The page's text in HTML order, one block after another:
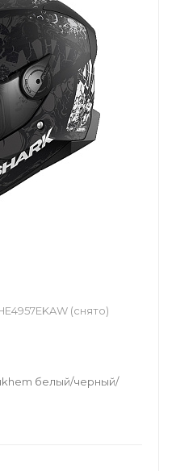
(снято)
белый/черный/